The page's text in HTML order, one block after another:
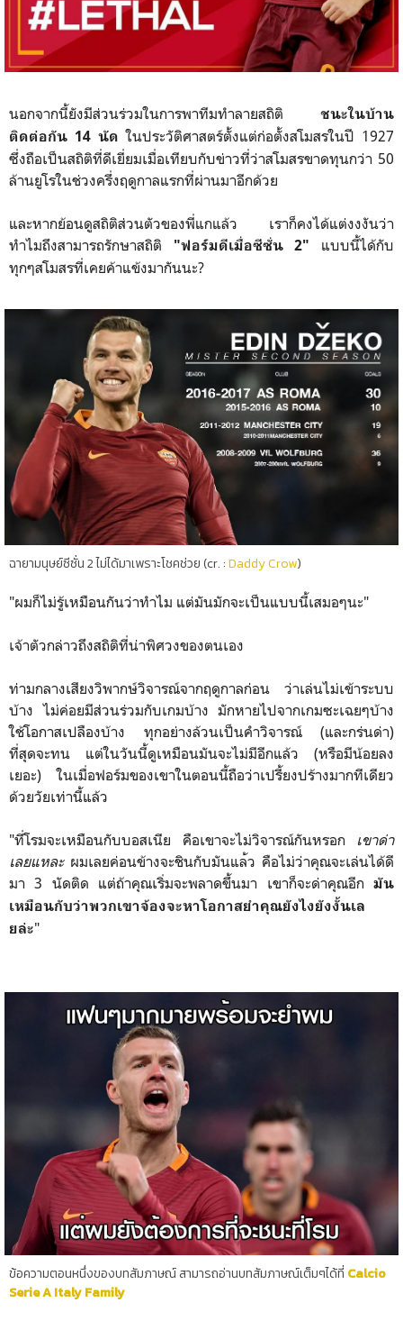
นอกจากนี้ยังมีส่วนร่วมในการพาทีมทำลายสถิติ ชนะในบ้าน
ติดต่อกัน 14 นัด ในประวัติศาสตร์ตั้งแต่ก่อตั้งสโมสรในปี 1927
ซึ่งถือเป็นสถิติที่ดีเยี่ยมเมื่อเทียบกับข่าวที่ว่าสโมสรขาดทุนกว่า 50
ล้านยูโรในช่วงครึ่งฤดูกาลแรกที่ผ่านมาอีกด้วย
และหากย้อนดูสถิติส่วนตัวของพี่แกแล้ว เราก็คงได้แต่งงงันว่า
ทำไมถึงสามารถรักษาสถิติ "ฟอร์มดีเมื่อซีซั่น 2" แบบนี้ได้กับ
ทุกๆสโมสรที่เคยค้าแข้งมากันนะ?
ฉายามนุษย์ซีซั่น 2 ไม่ได้มาเพราะโชคช่วย (cr. :Daddy Crow)
"ผมก็ไม่รู้เหมือนกันว่าทำไม แต่มันมักจะเป็นแบบนี้เสมอๆนะ"
เจ้าตัวกล่าวถึงสถิติที่น่าพิศวงของตนเอง
ท่ามกลางเสียงวิพากษ์วิจารณ์จากฤดูกาลก่อน ว่าเล่นไม่เข้าระบบ
บ้าง ไม่ค่อยมีส่วนร่วมกับเกมบ้าง มักหายไปจากเกมซะเฉยๆบ้าง
ใช้โอกาสเปลืองบ้าง ทุกอย่างล้วนเป็นคำวิจารณ์ (และกร่นด่า)
ที่สุดจะทน แต่ในวันนี้ดูเหมือนมันจะไม่มีอีกแล้ว (หรือมีน้อยลง
เยอะ) ในเมื่อฟอร์มของเขาในตอนนี้ถือว่าเปรี้ยงปร้างมากทีเดียว
ด้วยวัยเท่านี้แล้ว
"ที่โรมจะเหมือนกับบอสเนีย คือเขาจะไม่วิจารณ์กันหรอก เขาด่า
เลยแหละผมเลยค่อนข้างจะชินกับมันแล้ว คือไม่ว่าคุณจะเล่นได้ดี
มา 3 นัดติด แต่ถ้าคุณเริ่มจะพลาดขึ้นมา เขาก็จะด่าคุณอีก มัน
เหมือนกับว่าพวกเขาจ้องจะหาโอกาสยำคุณยังไงยังงั้นเล
ยล่ะ"
ข้อความตอนหนึ่งของบทสัมภาษณ์ สามารถอ่านบทสัมภาษณ์เต็มๆได้ที่ Calcio
Serie A Italy Family